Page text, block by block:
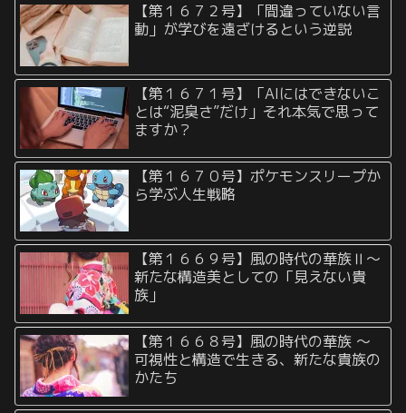
【第１６７２号】「間違っていない言
動」が学びを遠ざけるという逆説
【第１６７１号】「AIにはできないこ
とは“泥臭さ”だけ」それ本気で思って
ますか？
【第１６７０号】ポケモンスリープか
ら学ぶ人生戦略
【第１６６９号】風の時代の華族Ⅱ〜
新たな構造美としての「見えない貴
族」
【第１６６８号】風の時代の華族 〜
可視性と構造で生きる、新たな貴族の
かたち